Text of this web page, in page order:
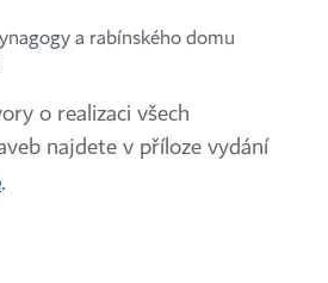
a rabínského domu
o realizaci všech
najdete v příloze vydání
.